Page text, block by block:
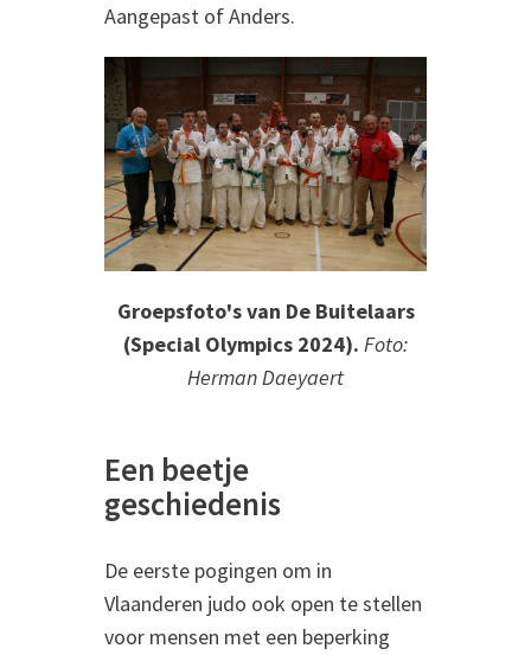
Aangepast of Anders.
Groepsfoto's van De Buitelaars
(Special Olympics 2024). Foto:
Herman Daeyaert
Een beetje
geschiedenis
De eerste pogingen om in
Vlaanderen judo ook open te stellen
voor mensen met een beperking